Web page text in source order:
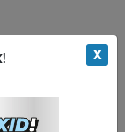
X